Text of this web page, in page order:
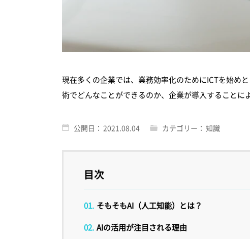
現在多くの企業では、業務効率化のためにICTを始め
術でどんなことができるのか、企業が導入することに
公開日： 2021.08.04 カテゴリー： 知識
目次
そもそもAI（人工知能）とは？
AIの活用が注目される理由